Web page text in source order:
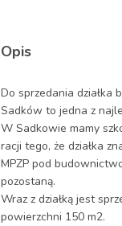
Opis
Do sprzedania działka
Sadków to jedna z
W Sadkowie mamy
racji tego, że działka
MPZP pod
pozostaną.
Wraz z działką jest
powierzchni 150 m2.